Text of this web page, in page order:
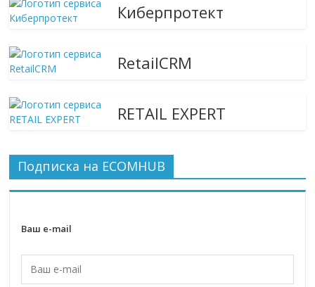
Киберпротект
RetailCRM
RETAIL EXPERT
Подписка на ECOMHUB
Ваш e-mail